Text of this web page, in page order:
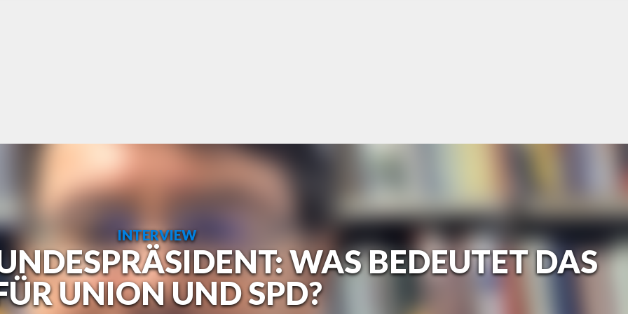
INTERVIEW
WAS BEDEUTET DAS
UNION UND SPD?